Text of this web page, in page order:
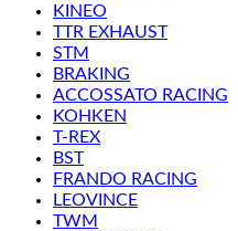
KINEO
TTR EXHAUST
STM
BRAKING
ACCOSSATO RACING
KOHKEN
T-REX
BST
FRANDO RACING
LEOVINCE
TWM